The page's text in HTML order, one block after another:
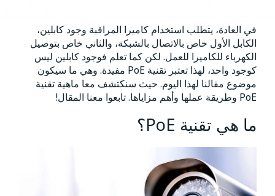
في العادة، يتطلب استخدام كاميرا المراقبة وجود كابلين،
الكابل الأول خاص بالاتصال بالشبكة، والثاني خاص بتوصيل
الكهرباء للكاميرا للعمل. لكن كما تعلم فوجود كابلين ليس
كوجود واحد، لهذا تعتبر تقنية PoE مفيدة. وهي ما سيكون
موضوع مقالنا لهذا اليوم. حيث سنكتشف معا ماهية تقنية
PoE وطريقة عملها وأهم مزاياها. تابعوا معنا المقال!
ما هي تقنية PoE؟